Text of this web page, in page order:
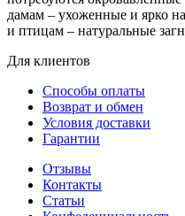
дамам – ухоженные и ярко
и птицам – натуральные
Для клиентов
Способы оплаты
Возврат и обмен
Условия доставки
Гарантии
Отзывы
Контакты
Статьи